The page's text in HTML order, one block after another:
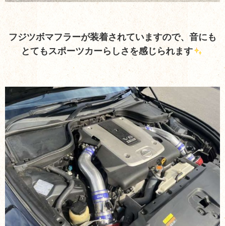
フジツボマフラーが装着されていますので、音にも
とてもスポーツカーらしさを感じられます